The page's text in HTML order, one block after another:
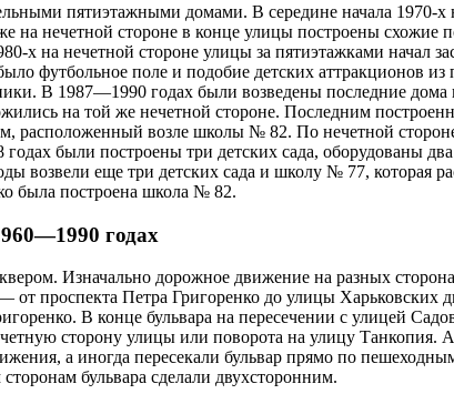
пятиэтажными домами. В середине начала 1970-
на нечетной стороне в конце улицы построены схожие
х на нечетной стороне улицы за пятиэтажками начал
футбольное поле и подобие детских аттракционов
В 1987—1990 годах были возведены последние дома
на той же нечетной стороне. Последним
расположенный возле школы № 82. По нечетной
были построены три детских сада, оборудованы
возвели еще три детских сада и школу № 77, которая
была построена школа № 82.
годах
Изначально дорожное движение на разных
от проспекта Петра Григоренко до улицы
В конце бульвара на пересечении с улицей
сторону улицы или поворота на улицу Танкопия.
а иногда пересекали бульвар прямо по
бульвара сделали двухсторонним.